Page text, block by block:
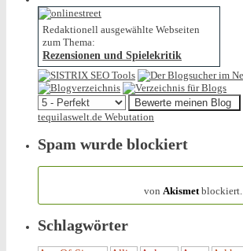
Redaktionell ausgewählte Webseiten
zum Thema:
Rezensionen und Spielekritik
tequilaswelt.de Webutation
Spam wurde blockiert
von Akismetblockiert.
Schlagwörter